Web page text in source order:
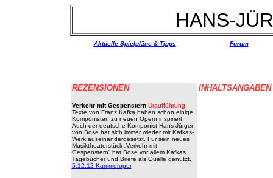
HANS-
Aktuelle Spielpläne & Tipps Forum
REZENSIONEN
Verkehr mit GespensternUraufführung
Texte von Franz Kafka haben schon einige
Komponisten zu neuen Opern inspiriert.
Auch der deutsche Komponist Hans-Jürgen
von Bose hat sich immer wieder mit Kafkas-
Werk auseinandergesetzt. Für sein neues
Musiktheaterstück „Verkehr mit
Gespenstern” hat Bose vor allem Kafkas
Tagebücher und Briefe als Quelle genützt.
5.12.12 Kammeroper
INHALTSANGABEN